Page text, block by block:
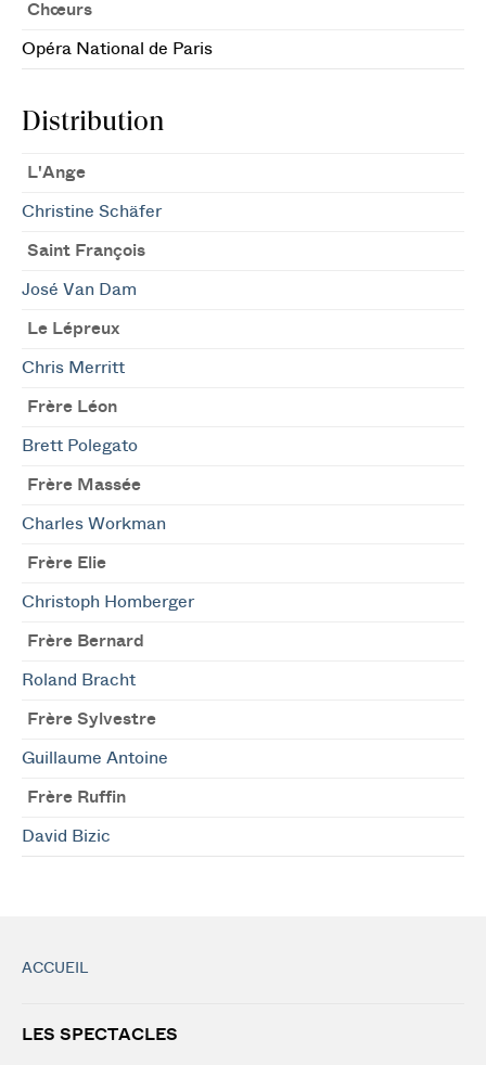
Chœurs
Opéra National de Paris
Distribution
L'Ange
Christine Schäfer
Saint François
José Van Dam
Le Lépreux
Chris Merritt
Frère Léon
Brett Polegato
Frère Massée
Charles Workman
Frère Elie
Christoph Homberger
Frère Bernard
Roland Bracht
Frère Sylvestre
Guillaume Antoine
Frère Ruffin
David Bizic
ACCUEIL
LES SPECTACLES